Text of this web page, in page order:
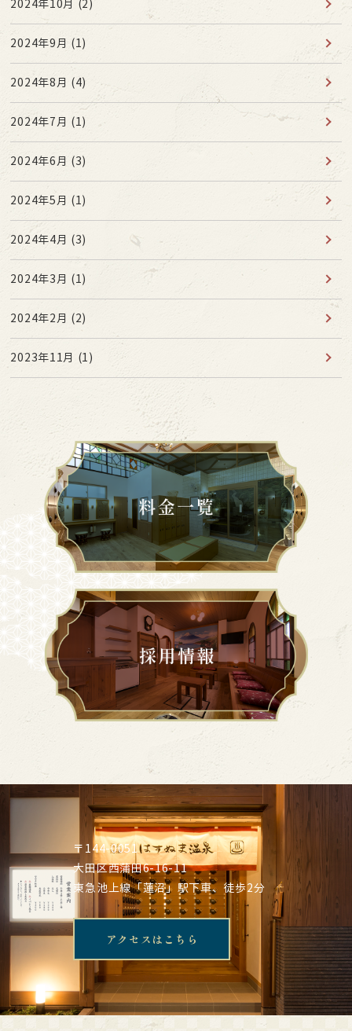
2024年10月 (2)
2024年9月 (1)
2024年8月 (4)
2024年7月 (1)
2024年6月 (3)
2024年5月 (1)
2024年4月 (3)
2024年3月 (1)
2024年2月 (2)
2023年11月 (1)
〒144-0051
大田区西蒲田6-16-11
東急池上線「蓮沼」駅下車、徒歩2分
アクセスはこちら